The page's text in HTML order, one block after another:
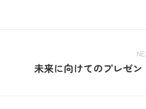
未来に向けてのプレゼン